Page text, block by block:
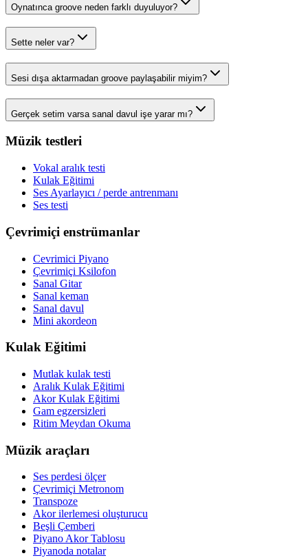
Oynatınca groove neden farklı duyuluyor?
Sette neler var?
Sesi dışa aktarmadan groove paylaşabilir miyim?
Gerçek setim varsa sanal davul işe yarar mı?
Müzik testleri
Vokal aralık testi
Kulak Eğitimi
Ses Ayarlayıcı / perde antrenmanı
Ses testi
Çevrimiçi enstrümanlar
Cevrimici Piyano
Çevrimiçi Ksilofon
Sanal Gitar
Sanal keman
Sanal davul
Mini akordeon
Kulak Eğitimi
Mutlak kulak testi
Aralık Kulak Eğitimi
Akor Kulak Eğitimi
Gam egzersizleri
Ritim Meydan Okuma
Müzik araçları
Ses perdesi ölçer
Çevrimiçi Metronom
Transpoze
Akor ilerlemesi oluşturucu
Beşli Çemberi
Piyano Akor Tablosu
Piyanoda notalar